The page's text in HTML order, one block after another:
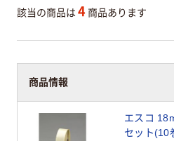
該当の商品は 4 商品あります
商品情報
エスコ
セット(10